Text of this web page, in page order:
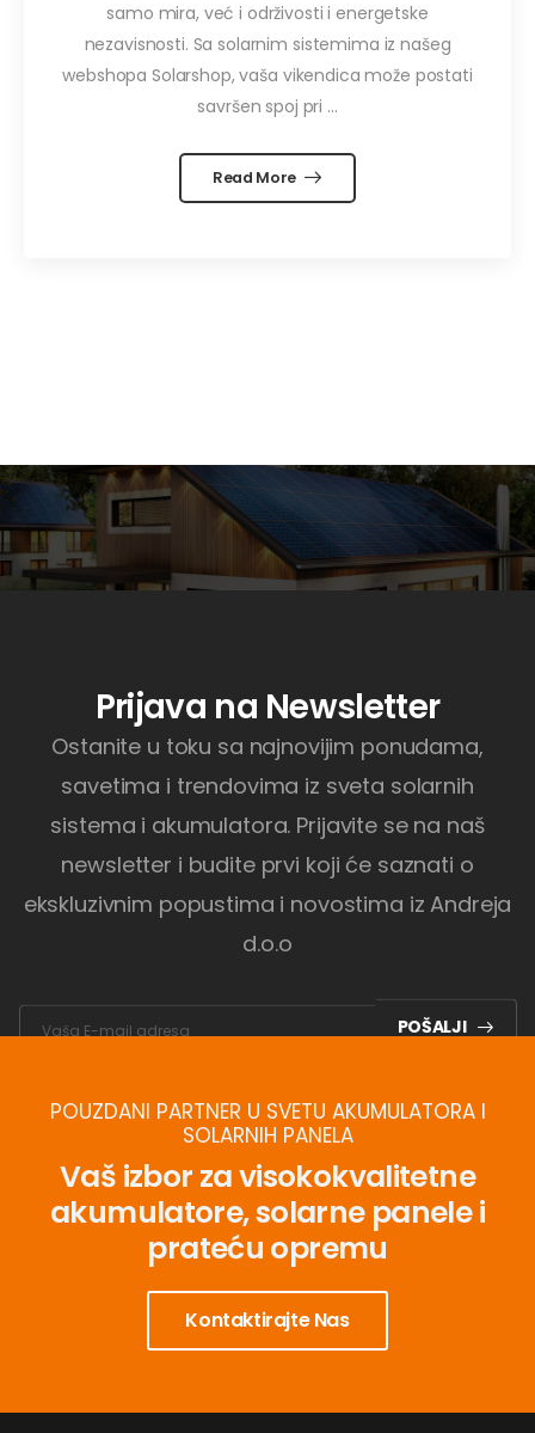
samo mira, već i održivosti i energetske
nezavisnosti. Sa solarnim sistemima iz našeg
webshopa Solarshop, vaša vikendica može postati
savršen spoj pri ...
Read More
Prijava na Newsletter
Ostanite u toku sa najnovijim ponudama,
savetima i trendovima iz sveta solarnih
sistema i akumulatora. Prijavite se na naš
newsletter i budite prvi koji će saznati o
ekskluzivnim popustima i novostima iz Andreja
d.o.o
POŠALJI
POUZDANI PARTNER U SVETU AKUMULATORA I
SOLARNIH PANELA
Vaš izbor za visokokvalitetne
akumulatore, solarne panele i
prateću opremu
Kontaktirajte Nas